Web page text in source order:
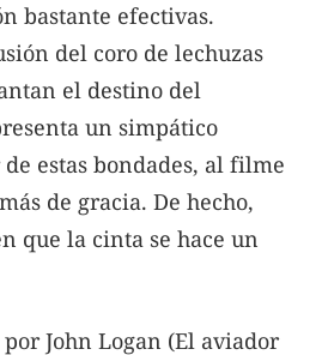
bastante efectivas.
del coro de lechuzas
el destino del
un simpático
estas bondades, al filme
de gracia. De hecho,
que la cinta se hace un
John Logan (El aviador